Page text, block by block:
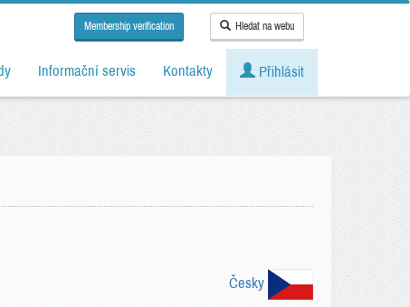
Membership verification Hledat na webu
Informační servis Kontakty Přihlásit
Česky